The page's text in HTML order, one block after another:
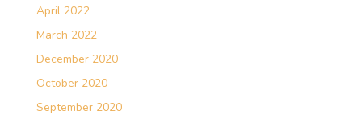
April 2022
March 2022
December 2020
October 2020
September 2020